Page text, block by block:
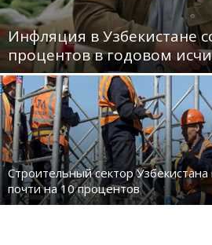
Инфляция в Узбекистане
процентов в годовом
Строительный сектор Узбекистана
почти на 10 процентов